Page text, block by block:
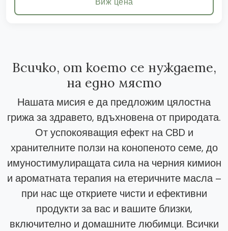
Всичко, от което се нуждаете,
на едно място
Нашата мисия е да предложим цялостна
грижа за здравето, вдъхновена от природата.
От успокояващия ефект на CBD и
хранителните ползи на конопеното семе, до
имуностимулиращата сила на черния кимион
и ароматната терапия на етеричните масла –
при нас ще откриете чисти и ефективни
продукти за вас и вашите близки,
включително и домашните любимци. Всички